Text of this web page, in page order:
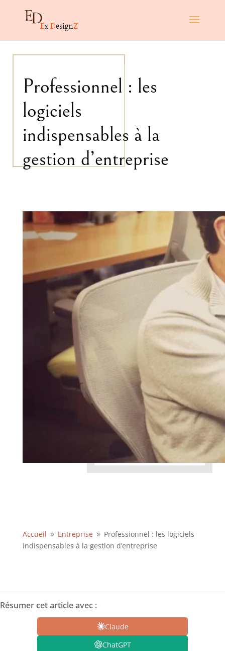
Professionnel : les
logiciels
indispensables à la
gestion d’entreprise
Accueil 9 Entreprise 9 Professionnel : les logiciels
indispensables à la gestion d’entreprise
Résumer cet article avec :
Claude
ChatGPT